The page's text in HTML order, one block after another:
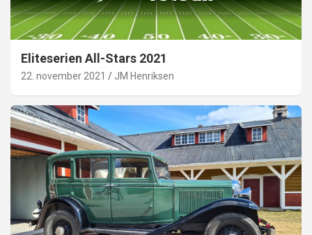
Eliteserien All-Stars 2021
22. november 2021 JM Henriksen